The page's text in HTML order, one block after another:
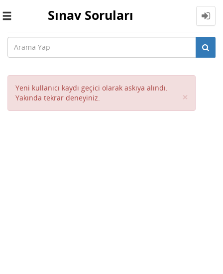
Toggle
Sınav Soruları
Yeni kullanıcı kaydı geçici olarak askıya alındı.
Yakında tekrar deneyiniz.
×